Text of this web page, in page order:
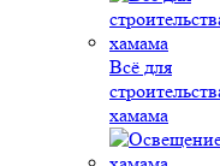
Всё для
хамама